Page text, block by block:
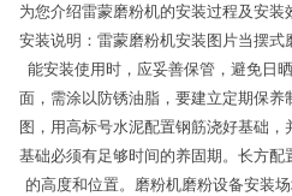
为您介绍雷蒙磨粉机的安装过程及安
安装说明：雷蒙磨粉机安装图片当摆
能安装使用时，应妥善保管，避免日
面，需涂以防锈油脂，要建立定期保
图，用高标号水泥配置钢筋浇好基础
基础必须有足够时间的养固期。长方
的高度和位置。磨粉机磨粉设备安装